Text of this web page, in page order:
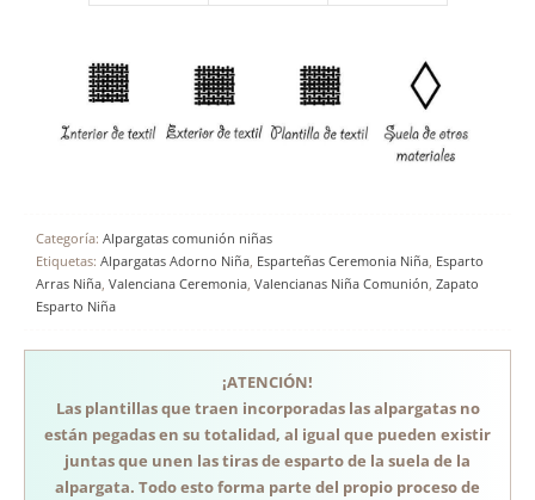
Categoría: Alpargatas comunión niñas
Etiquetas: Alpargatas Adorno Niña Esparteñas Ceremonia Niña Esparto
Arras Niña Valenciana Ceremonia Valencianas Niña Comunión Zapato
Esparto Niña
¡ATENCIÓN!
Las plantillas que traen incorporadas las alpargatas no
están pegadas en su totalidad, al igual que pueden existir
juntas que unen las tiras de esparto de la suela de la
alpargata. Todo esto forma parte del propio proceso de